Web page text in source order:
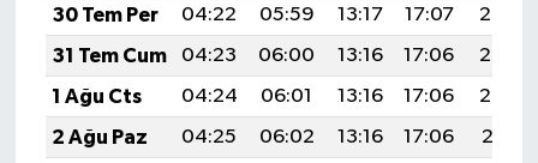
30 Tem Per
04:22 05:59 13:17 17:07
20:24
31 Tem Cum
04:23 06:00 13:16 17:06
20:23
1 Ağu Cts
04:24 06:01 13:16 17:06
20:22
2 Ağu Paz
04:25 06:02 13:16 17:06
20:21